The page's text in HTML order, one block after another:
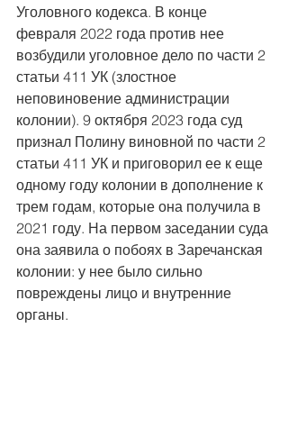
Уголовного кодекса. В конце
февраля 2022 года против нее
возбудили уголовное дело по части 2
статьи 411 УК (злостное
неповиновение администрации
колонии). 9 октября 2023 года суд
признал Полину виновной по части 2
статьи 411 УК и приговорил ее к еще
одному году колонии в дополнение к
трем годам, которые она получила в
2021 году. На первом заседании суда
она заявила о побоях в Заречанская
колонии: у нее было сильно
повреждены лицо и внутренние
органы.